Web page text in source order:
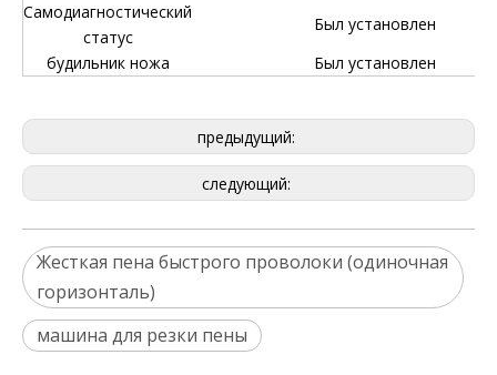
Самодиагностический
статус
Был установлен
будильник ножа
Был установлен
предыдущий:
следующий:
Жесткая пена быстрого проволоки (одиночная
горизонталь)
машина для резки пены